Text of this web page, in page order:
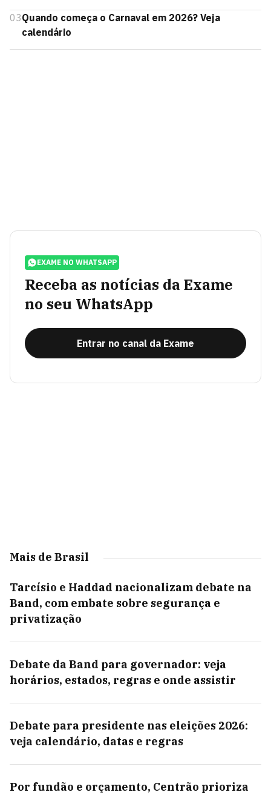
03Quando começa o Carnaval em 2026? Veja
calendário
EXAME NO WHATSAPP
Receba as notícias da Exame
no seu WhatsApp
Entrar no canal da Exame
Mais de Brasil
Tarcísio e Haddad nacionalizam debate na
Band, com embate sobre segurança e
privatização
Debate da Band para governador: veja
horários, estados, regras e onde assistir
Debate para presidente nas eleições 2026:
veja calendário, datas e regras
Por fundão e orçamento, Centrão prioriza